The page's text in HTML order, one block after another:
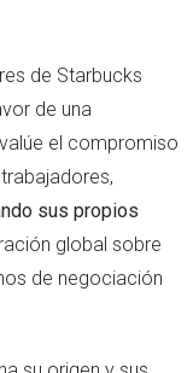
de Starbucks
de una
el compromiso
sus propios
global sobre
de negociación